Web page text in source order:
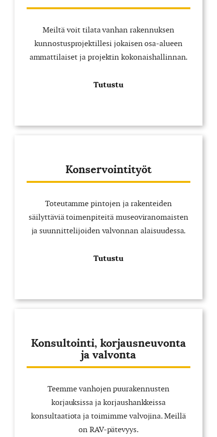
Meiltä voit tilata vanhan rakennuksen
kunnostusprojektillesi jokaisen osa-alueen
ammattilaiset ja projektin kokonaishallinnan.
Tutustu
Konservointityöt
Toteutamme pintojen ja rakenteiden
säilyttäviä toimenpiteitä museoviranomaisten
ja suunnittelijoiden valvonnan alaisuudessa.
Tutustu
Konsultointi, korjausneuvonta
ja valvonta
Teemme vanhojen puurakennusten
korjauksissa ja korjaushankkeissa
konsultaatiota ja toimimme valvojina. Meillä
on RAV-pätevyys.